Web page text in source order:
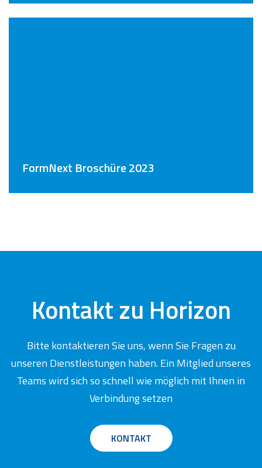
FormNext Broschüre 2023
Kontakt zu Horizon
Bitte kontaktieren Sie uns, wenn Sie Fragen zu
unseren Dienstleistungen haben. Ein Mitglied unseres
Teams wird sich so schnell wie möglich mit Ihnen in
Verbindung setzen
KONTAKT